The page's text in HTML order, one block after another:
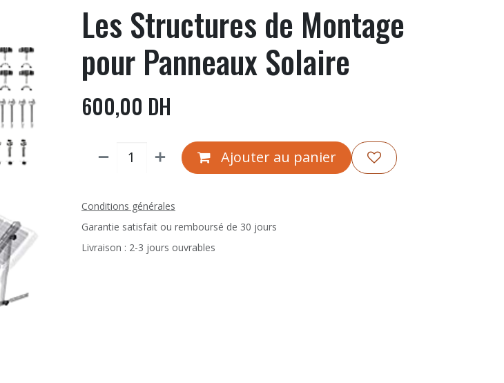
Les Structures de Montage
pour Panneaux Solaire
600,00 DH
Ajouter au panier
Conditions générales
Garantie satisfait ou remboursé de 30 jours
Livraison : 2-3 jours ouvrables